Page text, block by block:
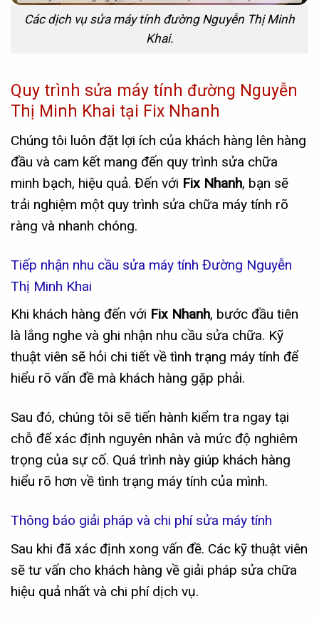
Các dịch vụ sửa máy tính đường Nguyễn Thị Minh
Khai.
Quy trình sửa máy tính đường Nguyễn
Thị Minh Khai tại Fix Nhanh
Chúng tôi luôn đặt lợi ích của khách hàng lên hàng
đầu và cam kết mang đến quy trình sửa chữa
minh bạch, hiệu quả. Đến với Fix Nhanh, bạn sẽ
trải nghiệm một quy trình sửa chữa máy tính rõ
ràng và nhanh chóng.
Tiếp nhận nhu cầu sửa máy tính Đường Nguyễn
Thị Minh Khai
Khi khách hàng đến với Fix Nhanh, bước đầu tiên
là lắng nghe và ghi nhận nhu cầu sửa chữa. Kỹ
thuật viên sẽ hỏi chi tiết về tình trạng máy tính để
hiểu rõ vấn đề mà khách hàng gặp phải.
Sau đó, chúng tôi sẽ tiến hành kiểm tra ngay tại
chỗ để xác định nguyên nhân và mức độ nghiêm
trọng của sự cố. Quá trình này giúp khách hàng
hiểu rõ hơn về tình trạng máy tính của mình.
Thông báo giải pháp và chi phí sửa máy tính
Sau khi đã xác định xong vấn đề. Các kỹ thuật viên
sẽ tư vấn cho khách hàng về giải pháp sửa chữa
hiệu quả nhất và chi phí dịch vụ.